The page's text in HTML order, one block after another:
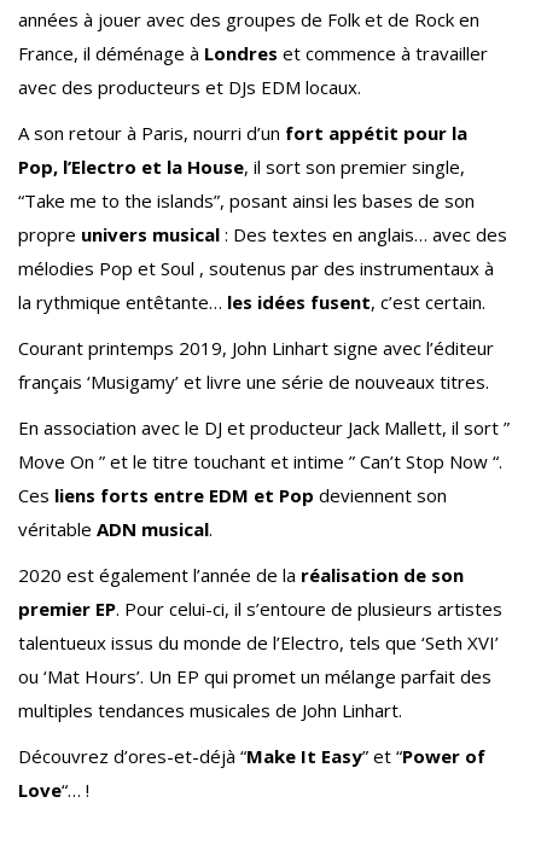
années à jouer avec des groupes de Folk et de Rock en
France, il déménage à Londres et commence à travailler
avec des producteurs et DJs EDM locaux.
A son retour à Paris, nourri d’un fort appétit pour la
Pop, l’Electro et la House, il sort son premier single,
“Take me to the islands”, posant ainsi les bases de son
propre univers musical : Des textes en anglais… avec des
mélodies Pop et Soul , soutenus par des instrumentaux à
la rythmique entêtante… les idées fusent, c’est certain.
Courant printemps 2019, John Linhart signe avec l’éditeur
français ‘Musigamy’ et livre une série de nouveaux titres.
En association avec le DJ et producteur Jack Mallett, il sort ”
Move On ” et le titre touchant et intime ” Can’t Stop Now “.
Ces liens forts entre EDM et Pop deviennent son
véritable ADN musical.
2020 est également l’année de la réalisation de son
premier EP. Pour celui-ci, il s’entoure de plusieurs artistes
talentueux issus du monde de l’Electro, tels que ‘Seth XVI’
ou ‘Mat Hours’. Un EP qui promet un mélange parfait des
multiples tendances musicales de John Linhart.
Découvrez d’ores-et-déjà “Make It Easy” et “Power of
Love“… !